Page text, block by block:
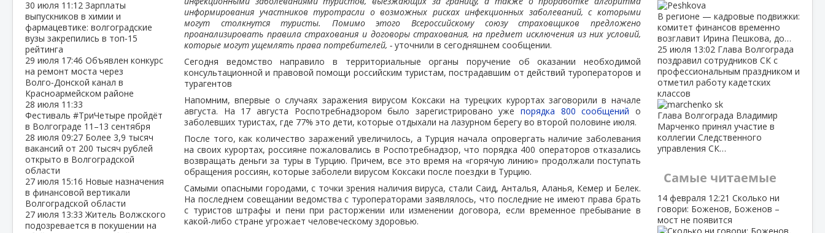
30 июля 11:12 Зарплаты
выпускников в химии и
фармацевтике: волгоградские
вузы закрепились в топ‑15
рейтинга
29 июля 17:46 Объявлен конкурс
на ремонт моста через
Волго‑Донской канал в
Красноармейском районе
28 июля 11:33
Фестиваль #ТриЧетыре пройдёт
в Волгограде 11–13 сентября
28 июля 09:27 Более 3,9 тысяч
вакансий от 200 тысяч рублей
открыто в Волгоградской
области
27 июля 15:16 Новые назначения
в финансовой вертикали
Волгоградской области
27 июля 13:33Житель Волжского
подозревается в покушении на
информирования участников туротрасли о возможных рисках инфекционных заболеваний, с которыми
могут столкнутся туристы. Помимо этого Всероссийскому союзу страховщиков предложено
проанализировать правила страхования и договоры страхования, на предмет исключения из них условий,
которые могут ущемлять права потребителей, - уточнили в сегодняшнем сообщении.
Сегодня ведомство направило в территориальные органы поручение об оказании необходимой
консультационной и правовой помощи российским туристам, пострадавшим от действий туроператоров и
турагентов
Напомним, впервые о случаях заражения вирусом Коксаки на турецких курортах заговорили в начале
августа. На 17 августа Роспотребнадзором было зарегистрировано ужепорядка 800 сообщений о
заболевших туристах, где 77% это дети, которые отдыхали на лазурном берегу во второй половине июля.
После того, как количество заражений увеличилось, а Турция начала опровергать наличие заболевания
на своих курортах, россияне пожаловались в Роспотребнадзор, что порядка 400 операторов отказались
возвращать деньги за туры в Турцию. Причем, все это время на «горячую линию» продолжали поступать
обращения россиян, которые заболели вирусом Коксаки после поездки в Турцию.
Самыми опасными городами, с точки зрения наличия вируса, стали Саид, Анталья, Аланья, Кемер и Белек.
На последнем совещании ведомства с туроператорами заявлялось, что последние не имеют права брать
с туристов штрафы и пени при расторжении или изменении договора, если временное пребывание в
какой-либо стране угрожает человеческому здоровью.
В регионе — кадровые подвижки:
комитет финансов временно
возглавит Ирина Пешкова, до…
25 июля 13:02 Глава Волгограда
поздравил сотрудников СК с
профессиональным праздником и
отметил работу кадетских
классов
Глава Волгограда Владимир
Марченко принял участие в
коллегии Следственного
управления СК…
Самые читаемые
14 февраля 12:21 Сколько ни
говори: Боженов, Боженов –
мост не появится